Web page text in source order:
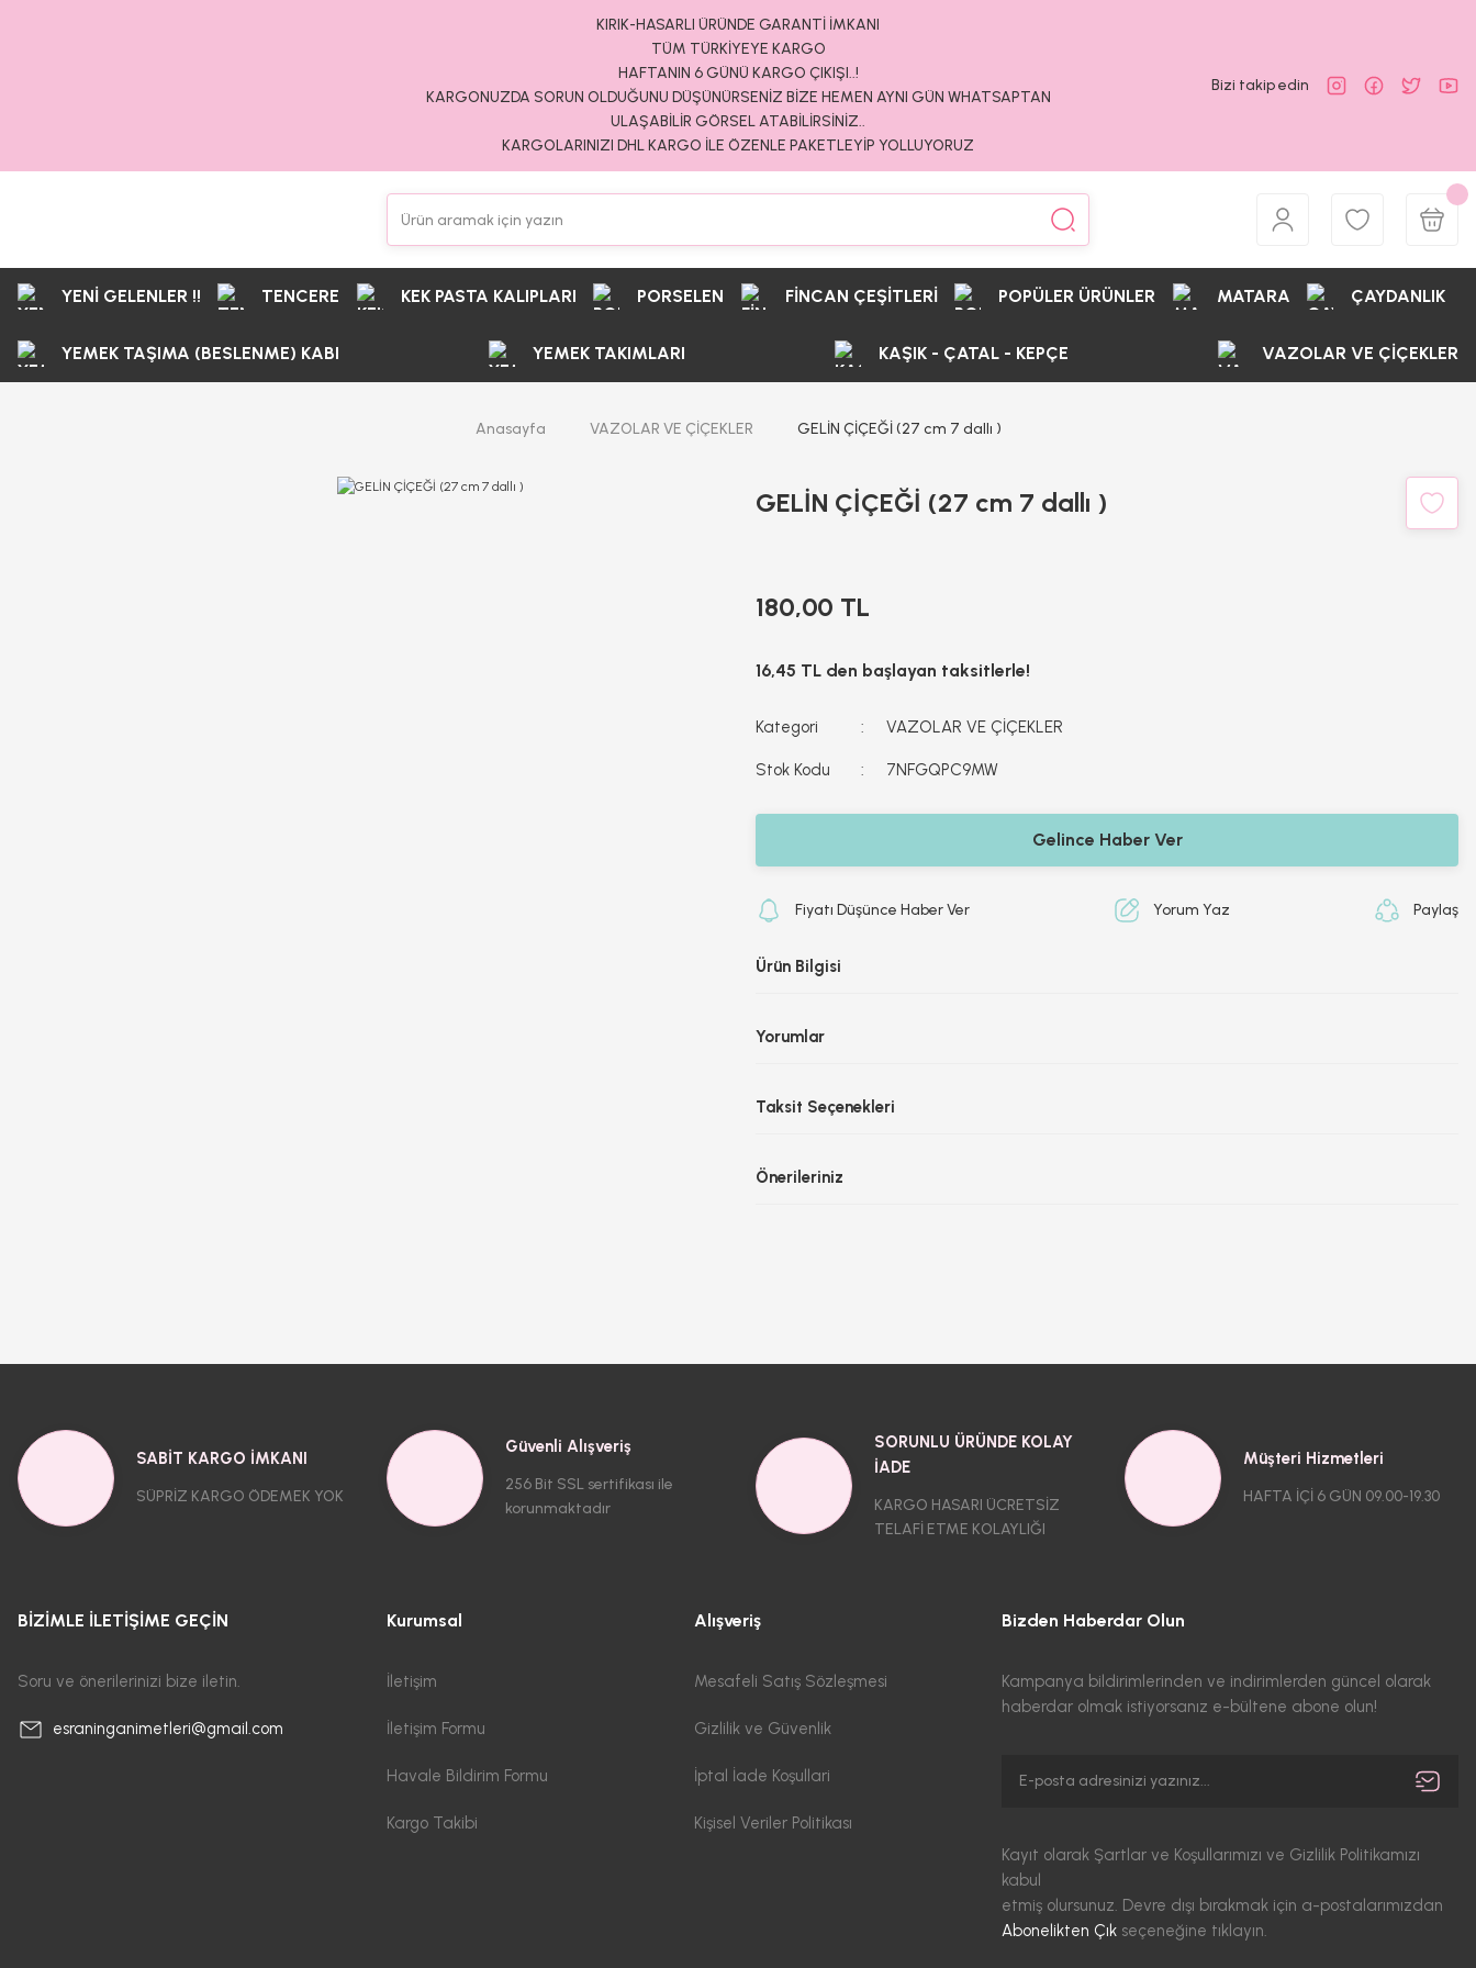
KIRIK-HASARLI ÜRÜNDE GARANTİ İMKANI
TÜM TÜRKİYEYE KARGO
HAFTANIN 6 GÜNÜ KARGO ÇIKIŞI..!
KARGONUZDA SORUN OLDUĞUNU DÜŞÜNÜRSENİZ BİZE HEMEN AYNI GÜN WHATSAPTAN
ULAŞABİLİR GÖRSEL ATABİLİRSİNİZ..
KARGOLARINIZI DHL KARGO İLE ÖZENLE PAKETLEYİP YOLLUYORUZ
Bizi takip edin
YENİ GELENLER !! TENCERE KEK PASTA KALIPLARI PORSELEN FİNCAN ÇEŞİTLERİ POPÜLER ÜRÜNLER MATARA ÇAYDANLIK
YEMEK TAŞIMA (BESLENME) KABI YEMEK TAKIMLARI KAŞIK - ÇATAL - KEPÇE VAZOLAR VE ÇİÇEKLER
Anasayfa VAZOLAR VE ÇİÇEKLER GELİN ÇİÇEĞİ (27 cm 7 dallı )
GELİN ÇİÇEĞİ (27 cm 7 dallı )
180,00 TL
16,45 TL den başlayan taksitlerle!
Kategori VAZOLAR VE ÇİÇEKLER
Stok Kodu 7NFGQPC9MW
Gelince Haber Ver
Fiyatı Düşünce Haber Ver Yorum Yaz Paylaş
Ürün Bilgisi
Yorumlar
Taksit Seçenekleri
Önerileriniz
SABİT KARGO İMKANI
SÜPRİZ KARGO ÖDEMEK YOK
Güvenli Alışveriş
256 Bit SSL sertifikası ile
korunmaktadır
SORUNLU ÜRÜNDE KOLAY
İADE
KARGO HASARI ÜCRETSİZ
TELAFİ ETME KOLAYLIĞI
Müşteri Hizmetleri
HAFTA İÇİ 6 GÜN 09.00-19.30
BİZİMLE İLETİŞİME GEÇİN
Soru ve önerilerinizi bize iletin.
esraninganimetleri@gmail.com
Kurumsal
İletişim
İletişim Formu
Havale Bildirim Formu
Kargo Takibi
Alışveriş
Mesafeli Satış Sözleşmesi
Gizlilik ve Güvenlik
İptal İade Koşullari
Kişisel Veriler Politikası
Bizden Haberdar Olun
Kampanya bildirimlerinden ve indirimlerden güncel olarak
haberdar olmak istiyorsanız e-bültene abone olun!
Kayıt olarak Şartlar ve Koşullarımızı ve Gizlilik Politikamızı
kabul
etmiş olursunuz. Devre dışı bırakmak için a-postalarımızdan
Abonelikten Çık seçeneğine tıklayın.